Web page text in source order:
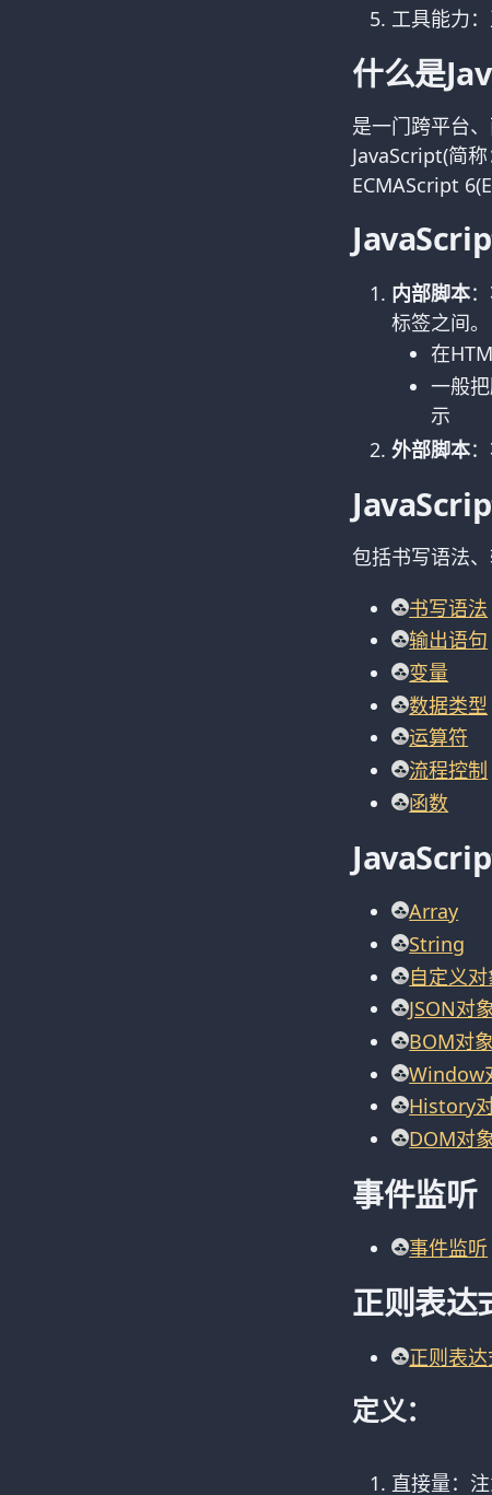
工具能力
什么是
是一门跨平台
JavaScript(简
ECMAScript
内部脚本
标签之间。
在
一般
示
外部脚本
包括书写语法
书写语法
输出语句
变量
数据类型
运算符
流程控制
函数
Array
String
自定义
JSON对
BOM对象
Window
History
DOM对
事件监听
事件监听
正则表达
正则表
定义：
直接量：